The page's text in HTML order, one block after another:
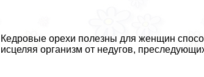
Кедровые орехи полезны для женщин
исцеляя организм от недугов,